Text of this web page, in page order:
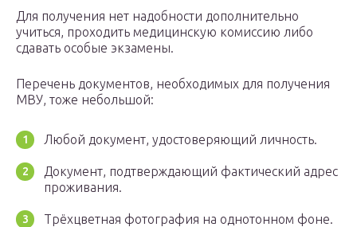
Для получения нет надобности дополнительно
учиться, проходить медицинскую комиссию либо
сдавать особые экзамены.
Перечень документов, необходимых для получения
МВУ, тоже небольшой:
Любой документ, удостоверяющий личность.
Документ, подтверждающий фактический адрес
проживания.
Трёхцветная фотография на однотонном фоне.